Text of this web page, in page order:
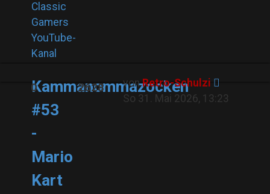
Classic
Gamers
YouTube-
Kanal
Kammanommazocken
#53
-
Mario
Kart
0 2628 vonRetro-Schulzi
So 31. Mai 2026, 13:23